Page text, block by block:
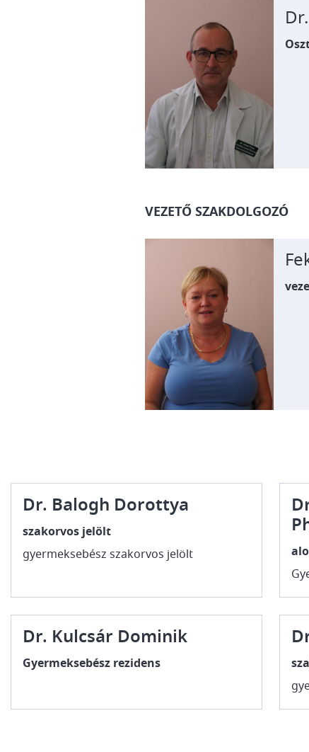
VEZETŐ SZAKDOLGOZÓ
Dr. Balogh Dorottya
szakorvos jelölt
gyermeksebész szakorvos jelölt
Dr. Kulcsár Dominik
Gyermeksebész rezidens